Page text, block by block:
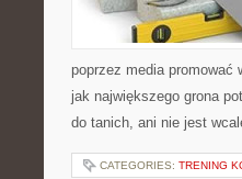
poprzez media promować
jak największego grona
do tanich, ani nie jest
CATEGORIES: TRENING